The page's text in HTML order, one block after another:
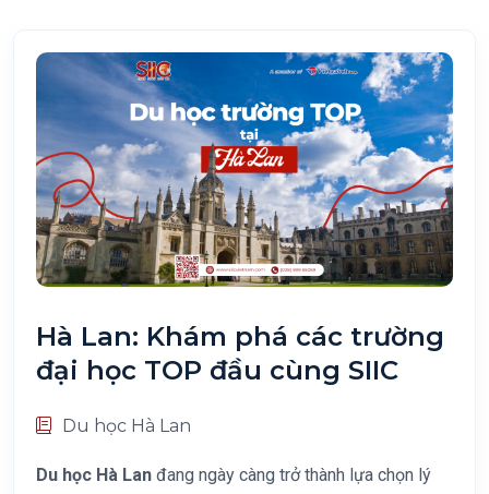
Hà Lan: Khám phá các trường
đại học TOP đầu cùng SIIC
Du học Hà Lan
Du học Hà Lan đang ngày càng trở thành lựa chọn lý